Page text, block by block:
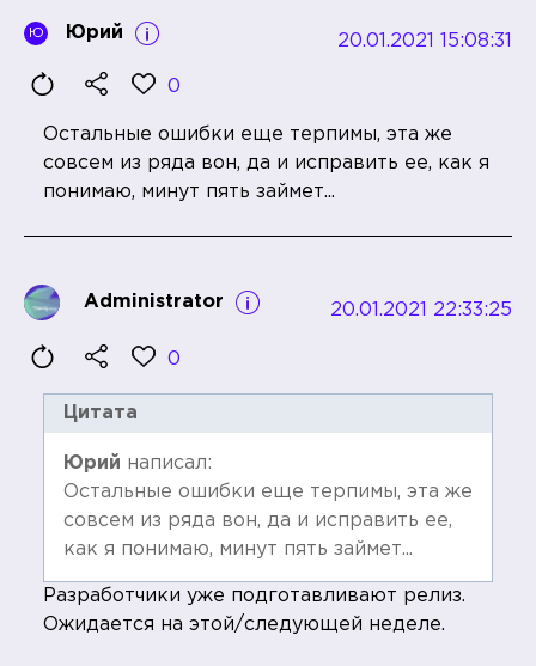
Ю Юрий 20.01.2021 15:08:31
0
Остальные ошибки еще терпимы, эта же
совсем из ряда вон, да и исправить ее, как я
понимаю, минут пять займет...
Administrator 20.01.2021 22:33:25
0
Цитата
Юрий написал:
Остальные ошибки еще терпимы, эта же
совсем из ряда вон, да и исправить ее,
как я понимаю, минут пять займет...
Разработчики уже подготавливают релиз.
Ожидается на этой/следующей неделе.